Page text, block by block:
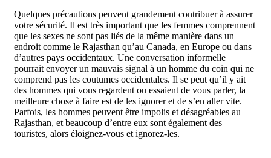
Quelques précautions peuvent grandement contribuer à assurer
votre sécurité. Il est très important que les femmes comprennent
que les sexes ne sont pas liés de la même manière dans un
endroit comme le Rajasthan qu’au Canada, en Europe ou dans
d’autres pays occidentaux. Une conversation informelle
pourrait envoyer un mauvais signal à un homme du coin qui ne
comprend pas les coutumes occidentales. Il se peut qu’il y ait
des hommes qui vous regardent ou essaient de vous parler, la
meilleure chose à faire est de les ignorer et de s’en aller vite.
Parfois, les hommes peuvent être impolis et désagréables au
Rajasthan, et beaucoup d’entre eux sont également des
touristes, alors éloignez-vous et ignorez-les.